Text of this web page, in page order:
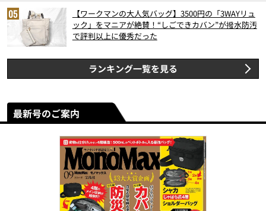
【ワークマンの大人気バッグ】3500円の「3WAYリュ
ック」をマニアが絶賛！“しごできカバン”が撥水防汚
で評判以上に優秀だった
ランキング一覧を見る
最新号のご案内